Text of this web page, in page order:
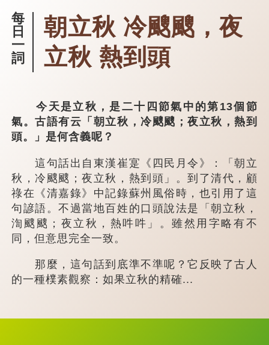
每
日
一
詞
朝立秋 冷颼颼，夜
立秋 熱到頭
今天是立秋，是二十四節氣中的第13個節
氣。古語有云「朝立秋，冷颼颼；夜立秋，熱到
頭。」是何含義呢？
這句話出自東漢崔寔《四民月令》：「朝立
秋，冷颼颼；夜立秋，熱到頭」。到了清代，顧
祿在《清嘉錄》中記錄蘇州風俗時，也引用了這
句諺語。不過當地百姓的口頭說法是「朝立秋，
渹颼颼；夜立秋，熱吽吽」。雖然用字略有不
同，但意思完全一致。
那麼，這句話到底準不準呢？它反映了古人
的一種樸素觀察：如果立秋的精確...